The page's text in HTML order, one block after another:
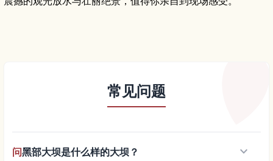
常见问题
问黑部大坝是什么样的大坝？ keyboard_arrow_down